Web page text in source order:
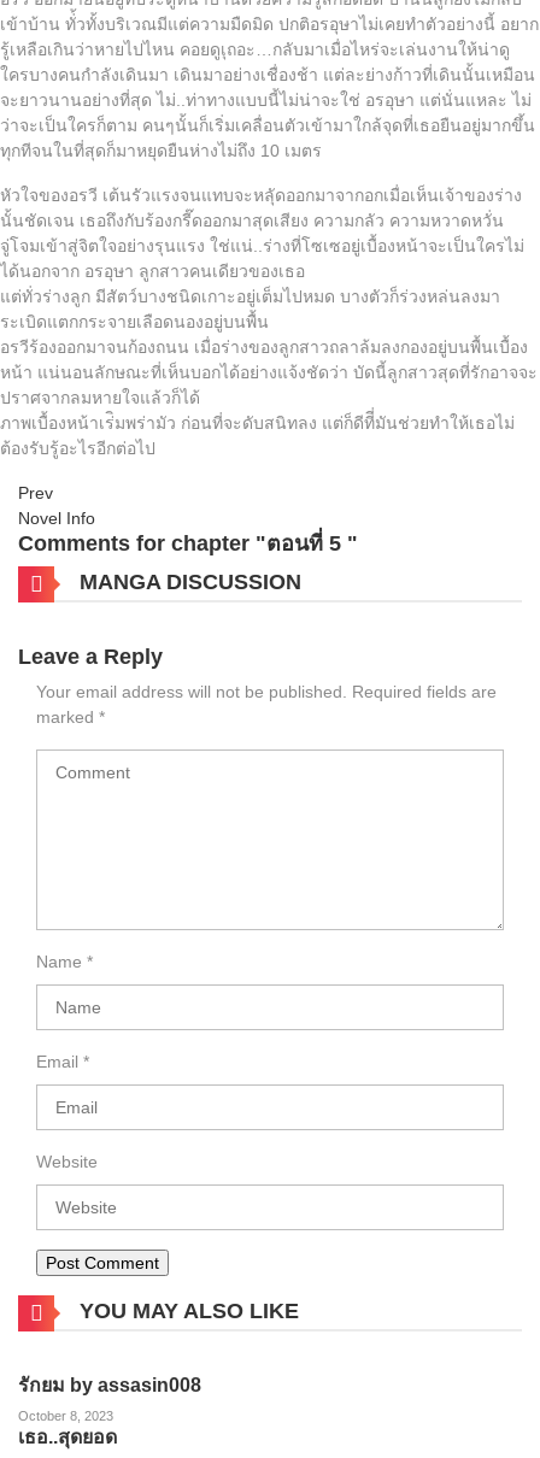
เข้าบ้าน ทั่้วทั้งบริเวณมีแต่ความมืดมิด ปกติอรอุษาไม่เคยทำตัวอย่างนี้ อยาก
รู้เหลือเกินว่าหายไปไหน คอยดูเุถอะ…กลับมาเมื่อไหร่จะเล่นงานให้น่าดู
ใครบางคนกำลังเดินมา เดินมาอย่างเชื่องช้า แต่ละย่างก้าวที่เดินนั้นเหมือน
จะยาวนานอย่างที่สุด ไม่..ท่าทางแบบนี้ไม่น่าจะใช่ อรอุษา แต่นั่นแหละ ไม่
ว่าจะเป็นใครก็ตาม คนๆนั้นก็เริ่มเคลื่อนตัวเข้ามาใกล้จุดที่เธอยืนอยู่มากขึ้น
ทุกทีจนในที่สุดก็มาหยุดยืนห่างไม่ถึง 10 เมตร
หัวใจของอรวี เต้นรัวแรงจนแทบจะหลุัดออกมาจากอกเมื่อเห็นเจ้าของร่าง
นั้นชัดเจน เธอถึงกับร้องกรี๊ดออกมาสุดเสียง ความกลัว ความหวาดหวั่น
จู่โจมเข้าสู่จิตใจอย่างรุนแรง ใช่แน่..ร่างที่โซเซอยู่เบื้องหน้าจะเป็นใครไม่
ได้นอกจาก อรอุษา ลูกสาวคนเดียวของเธอ
แต่ทั่วร่างลูก มีสัตว์บางชนิดเกาะอยู่เต็มไปหมด บางตัวก็ร่วงหล่นลงมา
ระเบิดแตกกระจายเลือดนองอยู่บนพื้น
อรวีร้องออกมาจนก้องถนน เมื่อร่างของลูกสาวถลาล้มลงกองอยู่บนพื้นเบื้อง
หน้า แน่นอนลักษณะที่เห็นบอกได้อย่างแจ้งชัดว่า บัดนี้ลูกสาวสุดที่รักอาจจะ
ปราศจากลมหายใจแล้วก็ได้
ภาพเบื้องหน้าเร่ิมพร่ามัว ก่อนที่จะดับสนิทลง แต่ก็ดีทีี่มันช่วยทำให้เธอไม่
ต้องรับรู้อะไรอีกต่อไป
Prev
Novel Info
Comments for chapter "ตอนที่ 5 "
MANGA DISCUSSION
Leave a Reply
Your email address will not be published.
Required fields are
marked *
Name *
Email *
Website
YOU MAY ALSO LIKE
รักยม by assasin008
October 8, 2023
เธอ..สุดยอด